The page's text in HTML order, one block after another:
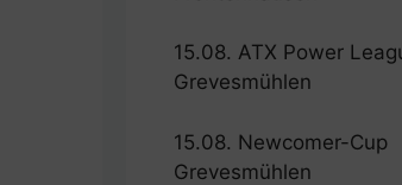
15.08. ATX Power
Grevesmühlen
15.08. Newcomer-Cup
Grevesmühlen